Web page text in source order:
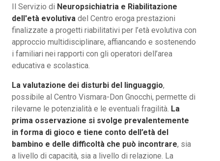
Il Servizio di Neuropsichiatria e Riabilitazione
dell'età evolutiva del Centro eroga prestazioni
finalizzate a progetti riabilitativi per l’età evolutiva con
approccio multidisciplinare, affiancando e sostenendo
i familiari nei rapporti con gli operatori dell’area
educativa e scolastica.
La valutazione dei disturbi del linguaggio,
possibile al Centro Vismara-Don Gnocchi, permette di
rilevarne le potenzialità e le eventuali fragilità. La
prima osservazione si svolge prevalentemente
in forma di gioco e tiene conto dell’età del
bambino e delle difficoltà che può incontrare, sia
a livello di capacità, sia a livello di relazione. La